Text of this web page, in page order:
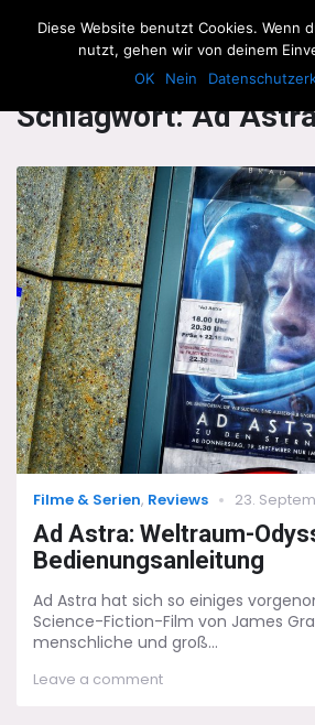
The Howling Men
Schlagwort:Ad
Categories
Filme & Serien, Reviews
Posted
23.
Ad Astra: Weltraum-
Bedienungsanleitung
Ad Astra hat sich so einiges
Science-Fiction-Film von James
menschliche und groß...
Leave a commenton
Diese Website benutzt Cookies. Wenn
nutzt, gehen wir von deinem
OK
Nein